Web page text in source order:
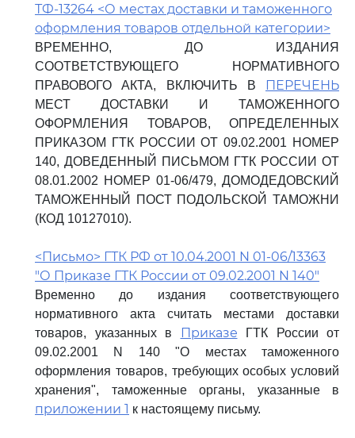
ТФ-13264 <О местах доставки и таможенного
оформления товаров отдельной категории>
ВРЕМЕННО, ДО ИЗДАНИЯ
СООТВЕТСТВУЮЩЕГО НОРМАТИВНОГО
ПРАВОВОГО АКТА, ВКЛЮЧИТЬ В
ПЕРЕЧЕНЬ
МЕСТ ДОСТАВКИ И ТАМОЖЕННОГО
ОФОРМЛЕНИЯ ТОВАРОВ, ОПРЕДЕЛЕННЫХ
ПРИКАЗОМ ГТК РОССИИ ОТ 09.02.2001 НОМЕР
140, ДОВЕДЕННЫЙ ПИСЬМОМ ГТК РОССИИ ОТ
08.01.2002 НОМЕР 01-06/479, ДОМОДЕДОВСКИЙ
ТАМОЖЕННЫЙ ПОСТ ПОДОЛЬСКОЙ ТАМОЖНИ
(КОД 10127010).
<Письмо> ГТК РФ от 10.04.2001 N 01-06/13363
"О Приказе ГТК России от 09.02.2001 N 140"
Временно до издания соответствующего
нормативного акта считать местами доставки
товаров, указанных в
Приказе ГТК России от
09.02.2001 N 140 "О местах таможенного
оформления товаров, требующих особых условий
хранения", таможенные органы, указанные в
приложении 1 к настоящему письму.